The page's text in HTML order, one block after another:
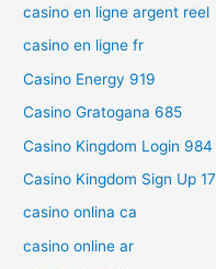
casino en ligne argent reel
casino en ligne fr
Casino Energy 919
Casino Gratogana 685
Casino Kingdom Login 984
Casino Kingdom Sign Up 17
casino onlina ca
casino online ar